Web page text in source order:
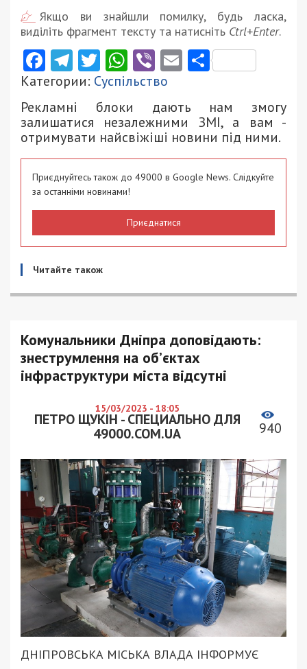
Якщо ви знайшли помилку, будь ласка,
виділіть фрагмент тексту та натисніть Ctrl+Enter.
Facebook
Telegram
Twitter
WhatsApp
ViberEmail
Категории: Суспільство
Рекламні блоки дають нам змогу
залишатися незалежними ЗМІ, а вам -
отримувати найсвіжіші новини під ними.
Приєднуйтесь також до 49000 в Google News. Слідкуйте
за останніми новинами!
Приєднатися
Читайте також
Комунальники Дніпра доповідають:
знеструмлення на об’єктах
інфраструктури міста відсутні
15/03/2023 - 18:05
ПЕТРО ЩУКІН - СПЕЦИАЛЬНО ДЛЯ
49000.COM.UA
940
ДНІПРОВСЬКА МІСЬКА ВЛАДА ІНФОРМУЄ